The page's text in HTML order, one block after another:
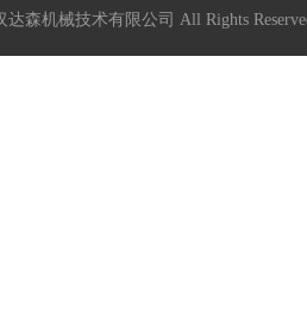
达森机械技术有限公司 All Rights